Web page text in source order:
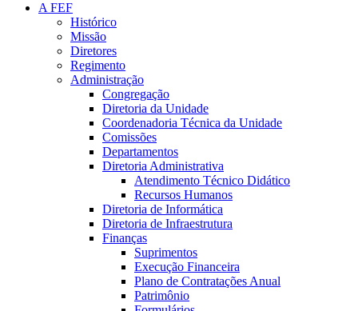
A FEF
Histórico
Missão
Diretores
Regimento
Administração
Congregação
Diretoria da Unidade
Coordenadoria Técnica da Unidade
Comissões
Departamentos
Diretoria Administrativa
Atendimento Técnico Didático
Recursos Humanos
Diretoria de Informática
Diretoria de Infraestrutura
Finanças
Suprimentos
Execução Financeira
Plano de Contratações Anual
Patrimônio